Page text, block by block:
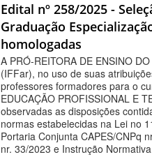
Edital nº 258/2025 -
Graduação
homologadas
A PRÓ-REITORA DE ENSINO
(IFFar), no uso de suas
professores formadores para o
EDUCAÇÃO PROFISSIONAL E
observadas as disposições
normas estabelecidas na Lei no
Portaria Conjunta CAPES/CNPq
nr. 33/2023 e Instrução